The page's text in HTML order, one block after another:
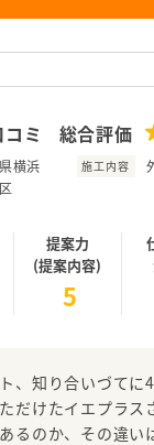
ミ 総合評価
横浜
施工内容
提案力
(提案内容)
5
、知り合いづてに
だけたイエプラス
るのか、その違